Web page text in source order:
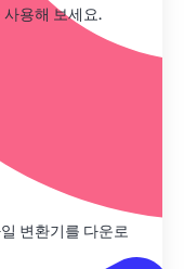
용해 보세요.
변환기를 다운로